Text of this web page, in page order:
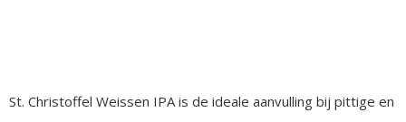
St. Christoffel Weissen IPA is de ideale aanvulling bij pittige en